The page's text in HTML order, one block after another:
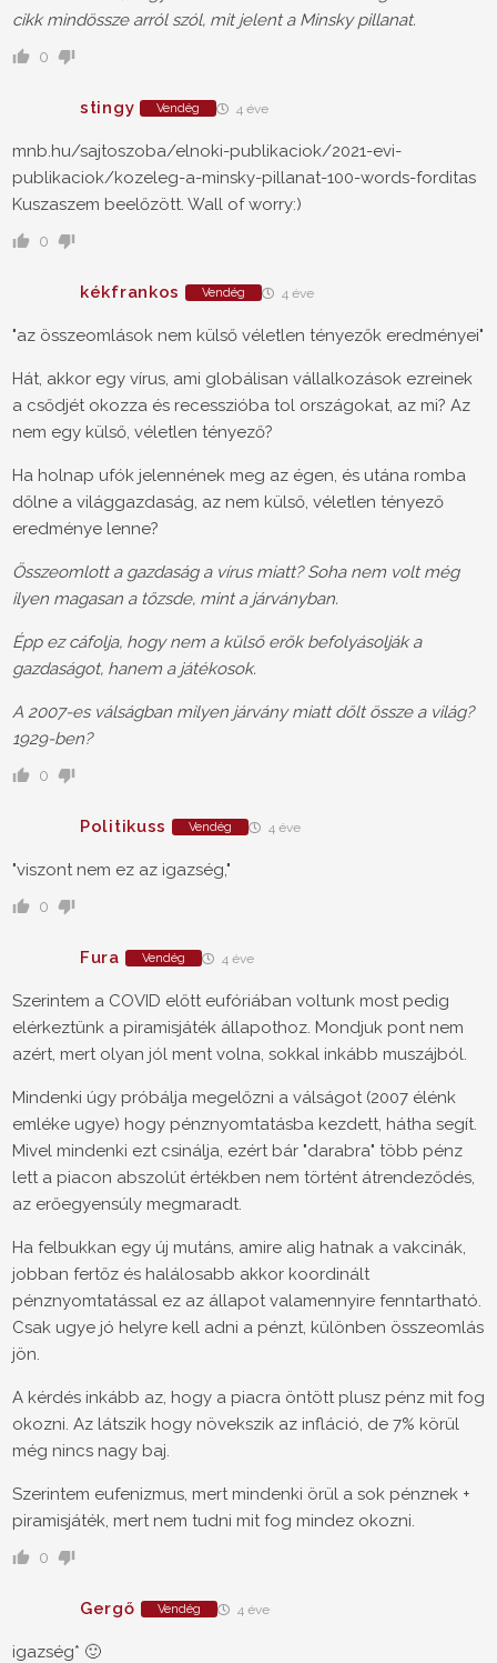
cikk mindössze arról szól, mit jelent a Minsky pillanat.
0
stingy Vendég 4 éve
mnb.hu/sajtoszoba/elnoki-publikaciok/2021-evi-
publikaciok/kozeleg-a-minsky-pillanat-100-words-forditas
Kuszaszem beelőzött. Wall of worry:)
0
kékfrankos Vendég 4 éve
"az összeomlások nem külső véletlen tényezők eredményei"
Hát, akkor egy vírus, ami globálisan vállalkozások ezreinek
a csődjét okozza és recesszióba tol országokat, az mi? Az
nem egy külső, véletlen tényező?
Ha holnap ufók jelennének meg az égen, és utána romba
dőlne a világgazdaság, az nem külső, véletlen tényező
eredménye lenne?
Összeomlott a gazdaság a vírus miatt? Soha nem volt még
ilyen magasan a tőzsde, mint a járványban.
Épp ez cáfolja, hogy nem a külső erők befolyásolják a
gazdaságot, hanem a játékosok.
A 2007-es válságban milyen járvány miatt dőlt össze a világ?
1929-ben?
0
Politikuss Vendég 4 éve
"viszont nem ez az igazség,"
0
Fura Vendég 4 éve
Szerintem a COVID előtt eufóriában voltunk most pedig
elérkeztünk a piramisjáték állapothoz. Mondjuk pont nem
azért, mert olyan jól ment volna, sokkal inkább muszájból.
Mindenki úgy próbálja megelőzni a válságot (2007 élénk
emléke ugye) hogy pénznyomtatásba kezdett, hátha segít.
Mivel mindenki ezt csinálja, ezért bár "darabra" több pénz
lett a piacon abszolút értékben nem történt átrendeződés,
az erőegyensúly megmaradt.
Ha felbukkan egy új mutáns, amire alig hatnak a vakcinák,
jobban fertőz és halálosabb akkor koordinált
pénznyomtatással ez az állapot valamennyire fenntartható.
Csak ugye jó helyre kell adni a pénzt, különben összeomlás
jön.
A kérdés inkább az, hogy a piacra öntött plusz pénz mit fog
okozni. Az látszik hogy növekszik az infláció, de 7% körül
még nincs nagy baj.
Szerintem eufenizmus, mert mindenki örül a sok pénznek +
piramisjáték, mert nem tudni mit fog mindez okozni.
0
Gergő Vendég 4 éve
igazség* 🙂